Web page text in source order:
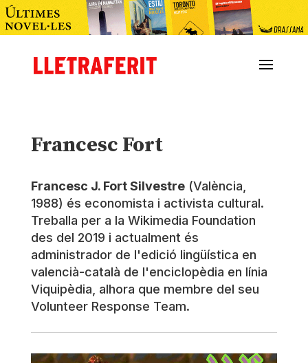
Francesc Fort
Francesc J. Fort Silvestre(València,
1988) és economista i activista cultural.
Treballa per a la Wikimedia Foundation
des del 2019 i actualment és
administrador de l'edició lingüística en
valencià-català de l'enciclopèdia en línia
Viquipèdia, alhora que membre del seu
Volunteer Response Team.